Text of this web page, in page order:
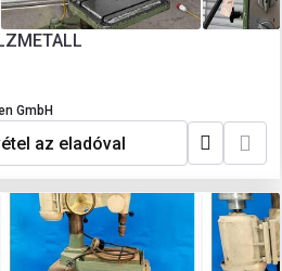
GmbH
az eladóval